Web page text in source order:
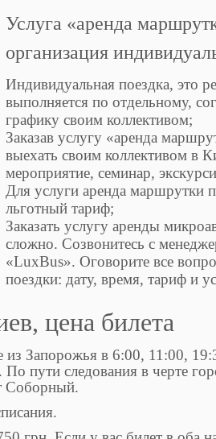
Услуга «аренда
организация
Индивидуальная поездка, это
выполняется по отдельному,
графику своим коллективом;
Заказав услугу «аренда
выехать своим коллективом в
мероприятие, семинар,
Для услуги аренда маршрутки
льготный тариф;
Заказать услугу аренды
сложно. Созвонитесь с
«LuxBus». Оговорите все
поездки: дату, время, тариф и
цена билета
из Запорожья в 6:00, 11:00,
пути следования в черте
Соборный.